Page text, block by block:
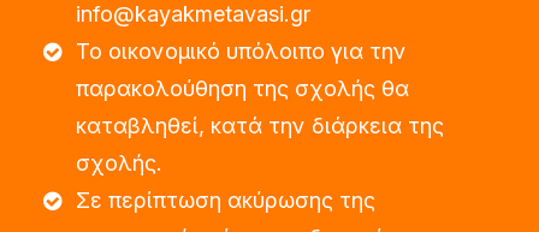
info@kayakmetavasi.gr
Το οικονομικό υπόλοιπο για την
παρακολούθηση της σχολής θα
καταβληθεί, κατά την διάρκεια της
σχολής.
Σε περίπτωση ακύρωσης της